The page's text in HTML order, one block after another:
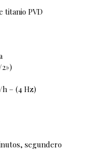
titanio PVD
h – (4 Hz)
segundero